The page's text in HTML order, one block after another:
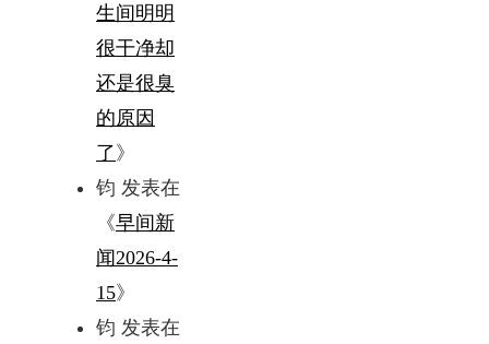
生间明明
很干净却
还是很臭
的原因
了 》
钧 发表在
《早间新
闻2026-4-
15》
钧 发表在